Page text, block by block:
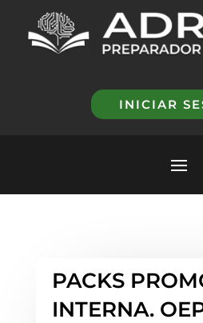
INICIAR
PACKS
INTERNA.